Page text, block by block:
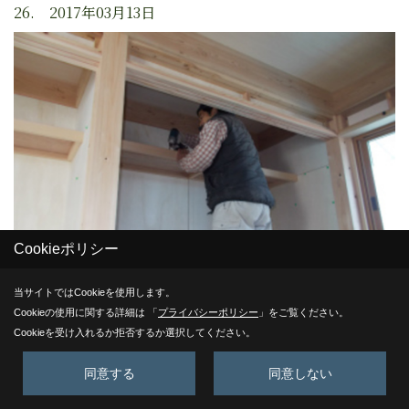
26. 2017年03月13日
収納
２階収納の枕棚を取り付けています。
Cookieポリシー
当サイトではCookieを使用します。
Cookieの使用に関する詳細は 「プライバシーポリシー 」をご覧ください。
Cookieを受け入れるか拒否するか選択してください。
同意する 同意しない